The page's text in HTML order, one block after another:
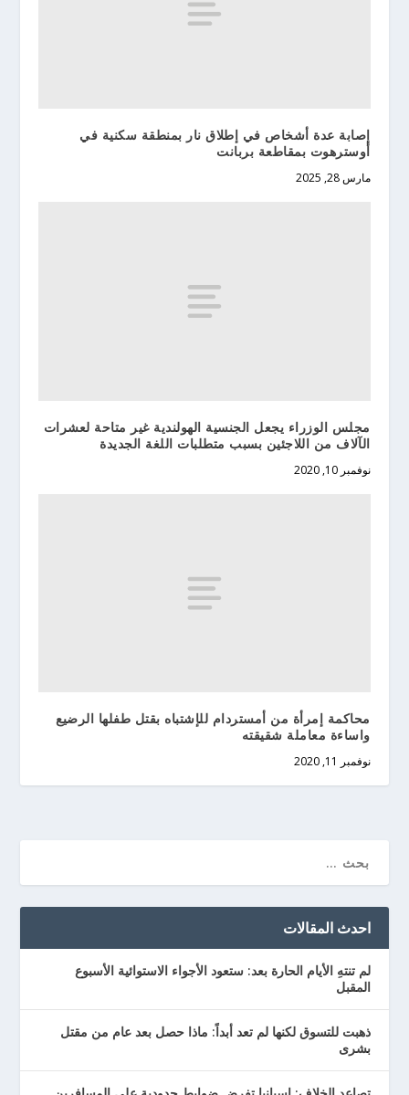
إصابة عدة أشخاص في إطلاق نار بمنطقة سكنية في
أوسترهوت بمقاطعة بربانت
مارس 28, 2025
مجلس الوزراء يجعل الجنسية الهولندية غير متاحة لعشرات
الآلاف من اللاجئين بسبب متطلبات اللغة الجديدة
نوفمبر 10, 2020
محاكمة إمرأة من أمستردام للإشتباه بقتل طفلها الرضيع
واساءة معاملة شقيقته
نوفمبر 11, 2020
احدث المقالات
لم تنتهِ الأيام الحارة بعد: ستعود الأجواء الاستوائية الأسبوع
المقبل
ذهبت للتسوق لكنها لم تعد أبداً: ماذا حصل بعد عام من مقتل
بشرى